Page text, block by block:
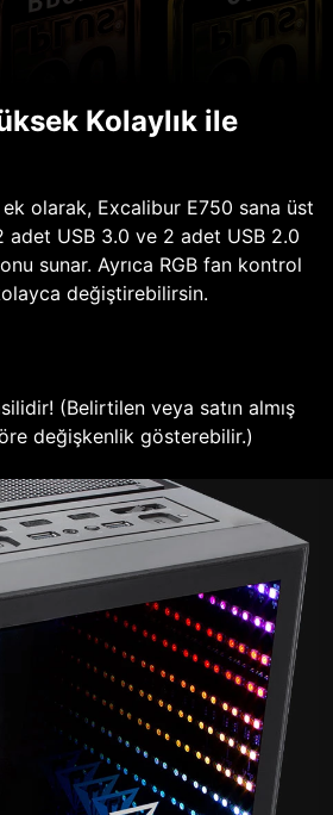
Kolaylık ile
olarak, Excalibur E750 sana üst
adet USB 3.0 ve 2 adet USB 2.0
sunar. Ayrıca RGB fan kontrol
değiştirebilirsin.
(Belirtilen veya satın almış
değişkenlik gösterebilir.)